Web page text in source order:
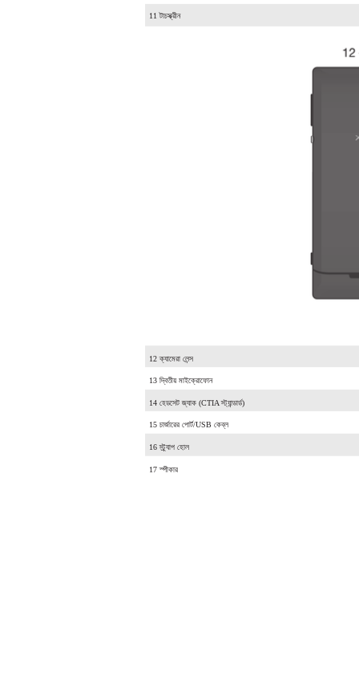
11 টাচস্ক্রীন
12 ক্যামেরা লেন্স
13 দ্বিতীয় মাইক্রোফোন
14 হেডসেট জ্যাক (CTIA স্ট্যান্ডার্ড)
15 চার্জারের পোর্ট/USB কেব্ল
16 স্ট্র্যাপ হোল
17 স্পীকার